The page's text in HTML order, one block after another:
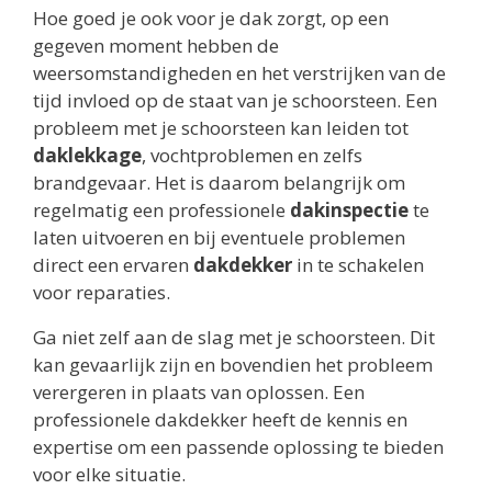
Hoe goed je ook voor je dak zorgt, op een
gegeven moment hebben de
weersomstandigheden en het verstrijken van de
tijd invloed op de staat van je schoorsteen. Een
probleem met je schoorsteen kan leiden tot
daklekkage, vochtproblemen en zelfs
brandgevaar. Het is daarom belangrijk om
regelmatig een professionele dakinspectiete
laten uitvoeren en bij eventuele problemen
direct een ervaren dakdekker in te schakelen
voor reparaties.
Ga niet zelf aan de slag met je schoorsteen. Dit
kan gevaarlijk zijn en bovendien het probleem
verergeren in plaats van oplossen. Een
professionele dakdekker heeft de kennis en
expertise om een passende oplossing te bieden
voor elke situatie.